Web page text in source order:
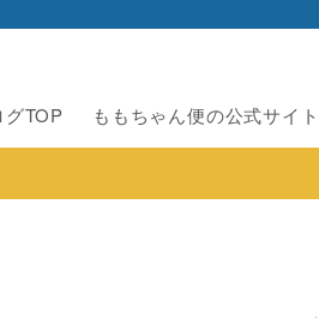
グTOP ももちゃん便の公式サイト